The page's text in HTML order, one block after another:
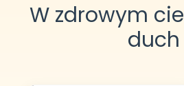
W zdrowym
duch